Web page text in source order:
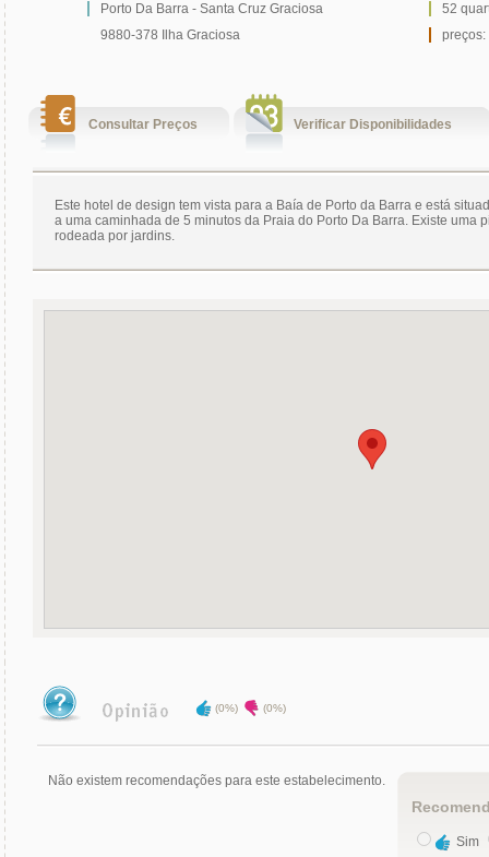
Porto Da Barra - Santa Cruz Graciosa
52
9880-378 Ilha Graciosa
preços:
Consultar Preços Verificar Disponibilidades
Este hotel de design tem vista para a Baía de Porto da Barra e está
a uma caminhada de 5 minutos da Praia do Porto Da Barra. Existe uma
rodeada por jardins.
(0%) (0%)
Não existem recomendações para este estabelecimento.
Sim